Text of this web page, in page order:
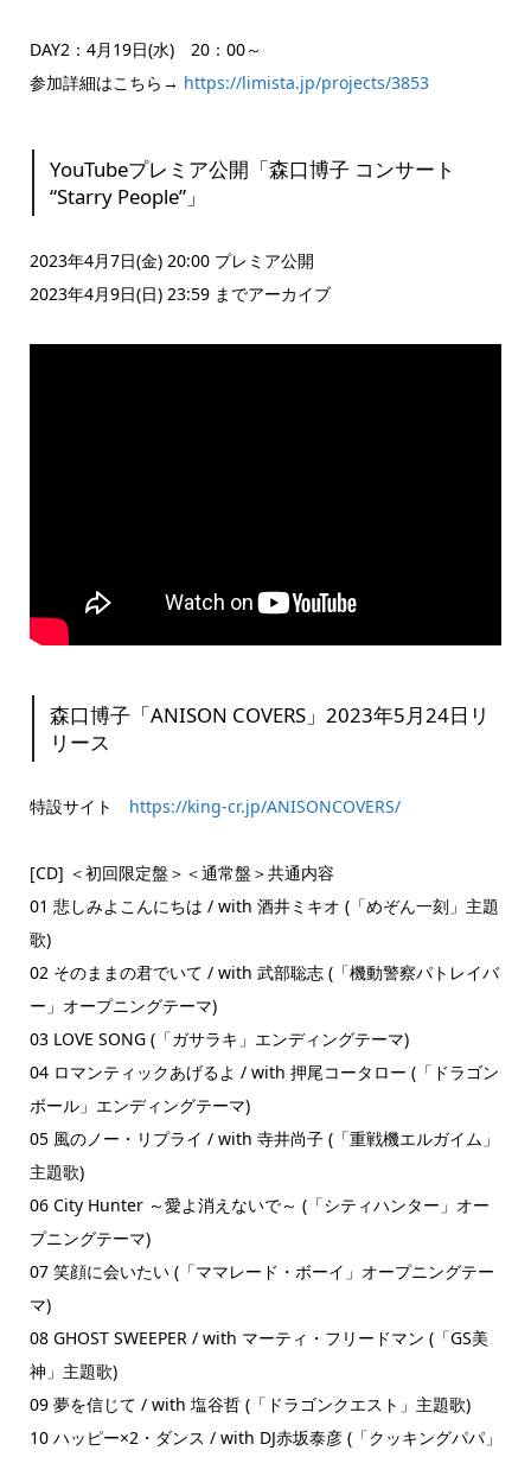
DAY2：4月19日(水) 20：00～
参加詳細はこちら→ https://limista.jp/projects/3853
YouTubeプレミア公開「森口博子 コンサート
“Starry People”」
2023年4月7日(金) 20:00 プレミア公開
2023年4月9日(日) 23:59 までアーカイブ
森口博子「ANISON COVERS」2023年5月24日リ
リース
特設サイト https://king-cr.jp/ANISONCOVERS/
[CD] ＜初回限定盤＞＜通常盤＞共通内容
01 悲しみよこんにちは / with 酒井ミキオ (「めぞん一刻」主題
歌)
02 そのままの君でいて / with 武部聡志 (「機動警察パトレイバ
ー」オープニングテーマ)
03 LOVE SONG (「ガサラキ」エンディングテーマ)
04 ロマンティックあげるよ / with 押尾コータロー (「ドラゴン
ボール」エンディングテーマ)
05 風のノー・リプライ / with 寺井尚子 (「重戦機エルガイム」
主題歌)
06 City Hunter ～愛よ消えないで～ (「シティハンター」オー
プニングテーマ)
07 笑顔に会いたい (「ママレード・ボーイ」オープニングテー
マ)
08 GHOST SWEEPER / with マーティ・フリードマン (「GS美
神」主題歌)
09 夢を信じて / with 塩谷哲 (「ドラゴンクエスト」主題歌)
10 ハッピー×2・ダンス / with DJ赤坂泰彦 (「クッキングパパ」